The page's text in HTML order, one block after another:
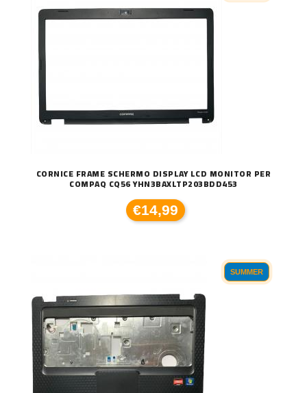
CORNICE FRAME SCHERMO DISPLAY LCD MONITOR PER
COMPAQ CQ56 YHN3BAXLTP203BDD453
€14,99
SUMMER